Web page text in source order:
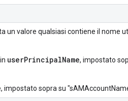
un valore qualsiasi contiene il nome
userPrincipalName, impostato
, impostato sopra su